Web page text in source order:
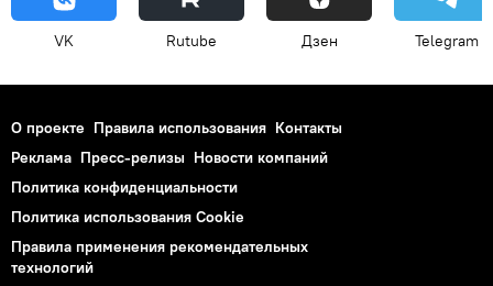
VK Rutube Дзен Telegram
О проекте Правила использования Контакты
Реклама Пресс-релизы Новости компаний
Политика конфиденциальности
Политика использования Cookie
Правила применения рекомендательных
технологий